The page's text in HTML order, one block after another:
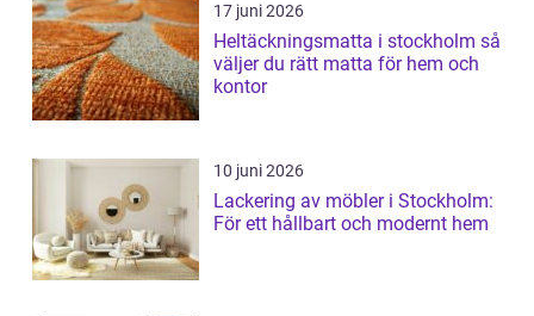
17 juni 2026
Heltäckningsmatta i stockholm så
väljer du rätt matta för hem och
kontor
10 juni 2026
Lackering av möbler i Stockholm:
För ett hållbart och modernt hem